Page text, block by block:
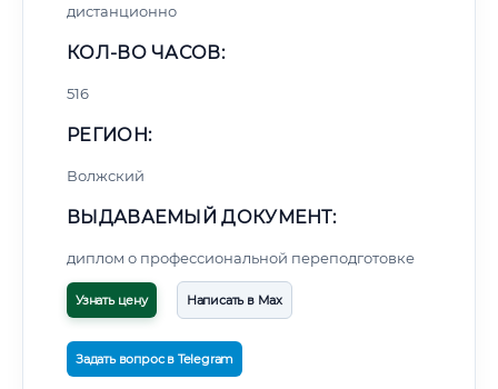
дистанционно
КОЛ-ВО ЧАСОВ:
516
РЕГИОН:
Волжский
ВЫДАВАЕМЫЙ ДОКУМЕНТ:
диплом о профессиональной переподготовке
Узнать цену Написать в Max
Задать вопрос в Telegram